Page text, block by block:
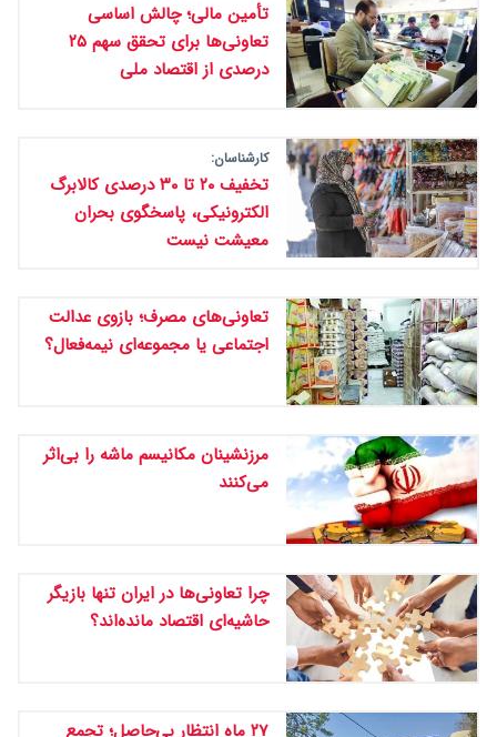
تأمین مالی؛ چالش اساسی
تعاونی‌ها برای تحقق سهم ۲۵
درصدی از اقتصاد ملی
کارشناسان:
تخفیف ۲۰ تا ۳۰ درصدی کالابرگ
الکترونیکی، پاسخگوی بحران
معیشت نیست
تعاونی‌های مصرف؛ بازوی عدالت
اجتماعی یا مجموعه‌ای نیمه‌فعال؟
مرزنشینان مکانیسم ماشه را بی‌اثر
می‌کنند
چرا تعاونی‌ها در ایران تنها بازیگر
حاشیه‌ای اقتصاد مانده‌اند؟